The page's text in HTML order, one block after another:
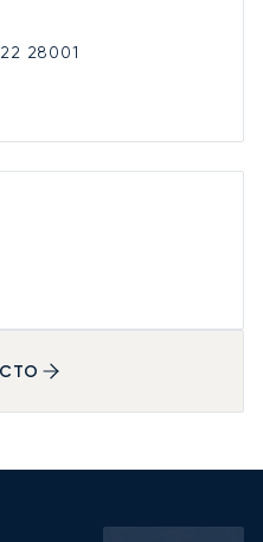
28001